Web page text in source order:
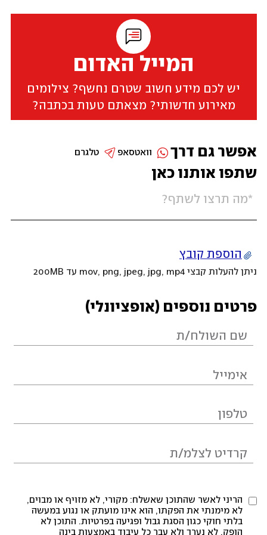
המייל האדום
יש לכם מידע חשוב שטרם נחשף? צילומים
מאירוע חדשותי? מצאתם טעות בכתבה?
שתפו אותנו כאן
הוספת קובץ
ניתן להעלות קבצי mov, png, jpeg, jpg, mp4 עד 200MB
פרטים נוספים (אופציונלי)
הריני לאשר שהתוכן שאשלח: מקורי, לא מזויף או מבוים,
לא מימנתי את הפקתו, הוא אינו מועתק או נגוע במעשה
בלתי חוקי כגון הסגת גבול ופגיעה בפרטיות. התוכן לא
הופק, לא נערך ולא עבר כל עיבוד באמצעות בינה
אפשר גם דרך טלגרם וואטסאפ